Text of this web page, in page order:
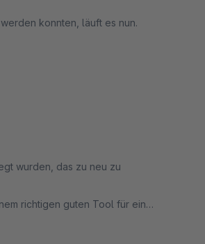
konnten, läuft es nun.
wurden, das zu neu zu
richtigen guten Tool für ein